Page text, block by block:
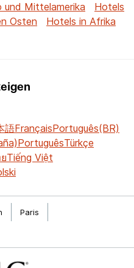
und Mittelamerika
Hotels
Osten Hotels in Afrika
語FrançaisPortuguês(BR)
PortuguêsTürkçe
Tiếng Việt
Paris